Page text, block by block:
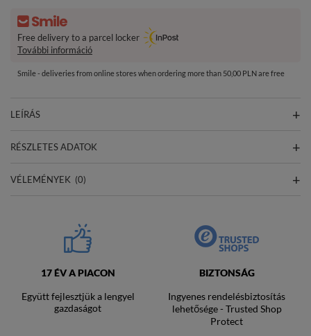
Free delivery to a parcel locker
További információ
Smile - deliveries from online stores when ordering more than 50,00 PLN are free
LEÍRÁS
RÉSZLETES ADATOK
VÉLEMÉNYEK (0)
17 ÉV A PIACON
Együtt fejlesztjük a lengyel
gazdaságot
BIZTONSÁG
Ingyenes rendelésbiztosítás
lehetősége - Trusted Shop
Protect